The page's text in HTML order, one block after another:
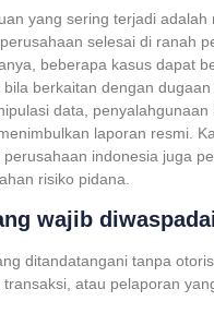
yang sering terjadi adalah
selesai di ranah
beberapa kasus dapat
berkaitan dengan dugaan
data, penyalahgunaan
laporan resmi.
indonesia juga
risiko pidana.
wajib
ditandatangani tanpa
atau pelaporan